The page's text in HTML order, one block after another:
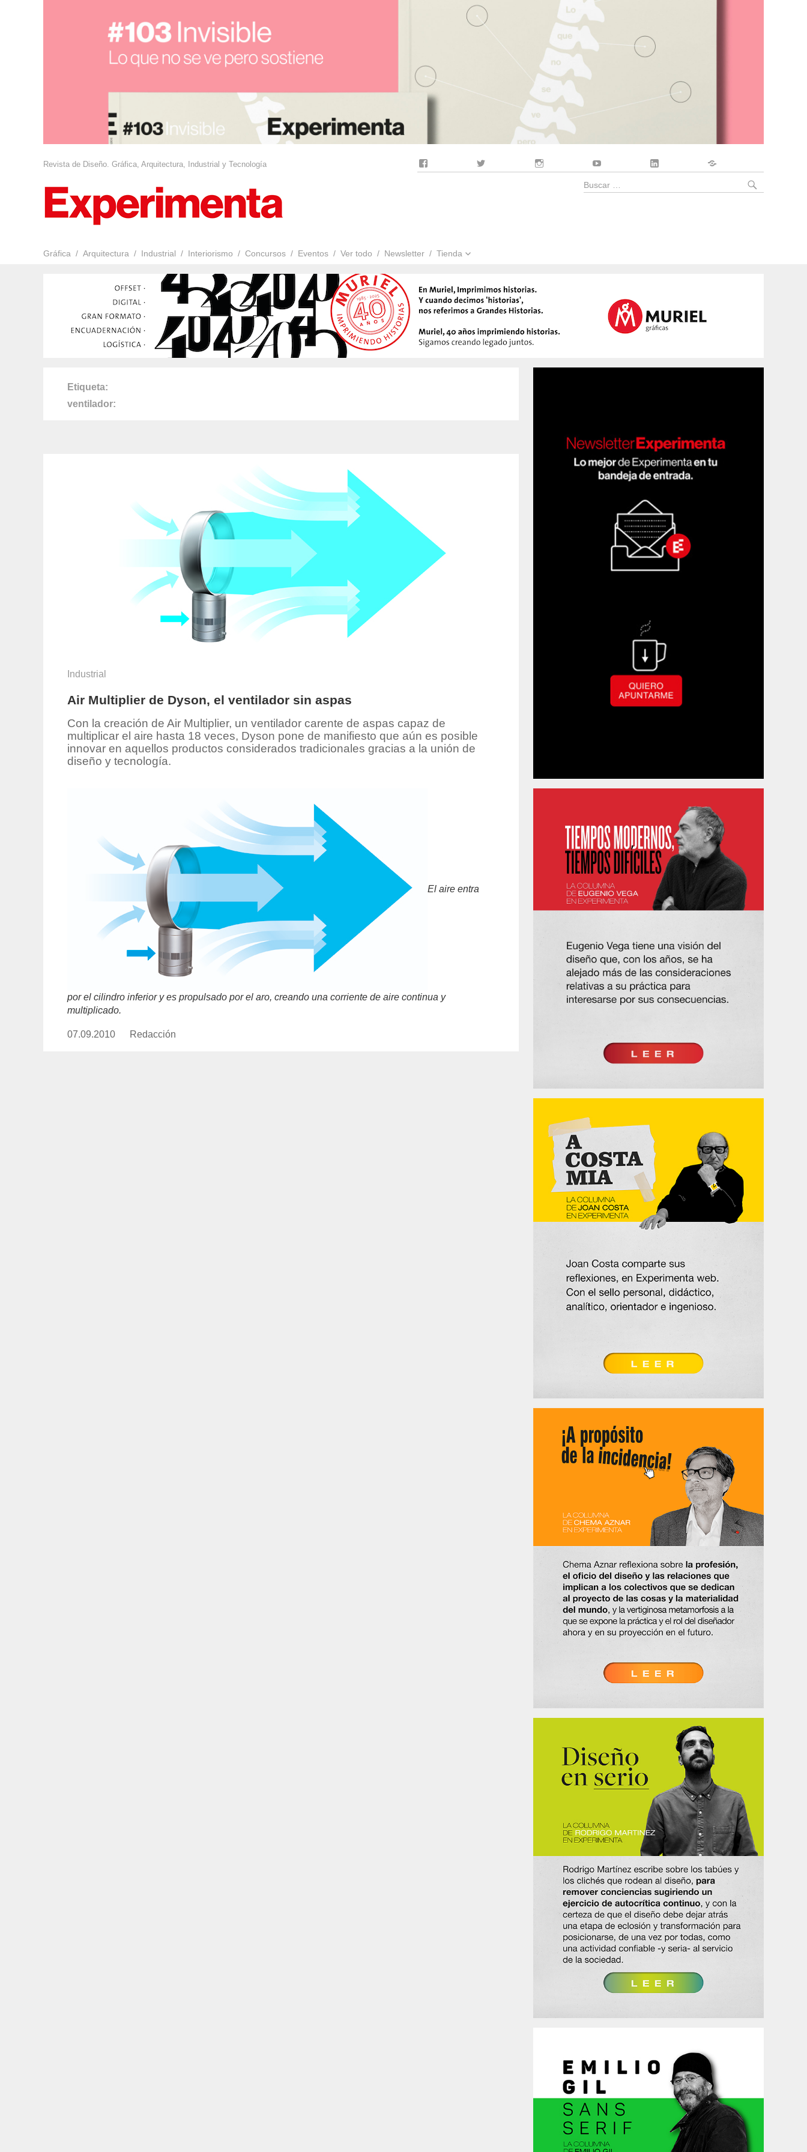
Revista de Diseño. Gráfica, Arquitectura, Industrial y Tecnología
Gráfica Arquitectura Industrial Interiorismo Concursos Eventos Ver todo Newsletter Tienda
Buscar
Etiqueta
ventilador
Industrial
Air Multiplier de Dyson, el ventilador sin aspas
Con la creación de Air Multiplier, un ventilador carente de aspas capaz de
multiplicar el aire hasta 18 veces, Dyson pone de manifiesto que aún es posible
innovar en aquellos productos considerados tradicionales gracias a la unión de
diseño y tecnología.
El aire entra
por el cilindro inferior y es propulsado por el aro, creando una corriente de aire continua y
multiplicado.
Publicado
07.09.2010 https://www.experimenta.es/author/redaccion/
Redacción